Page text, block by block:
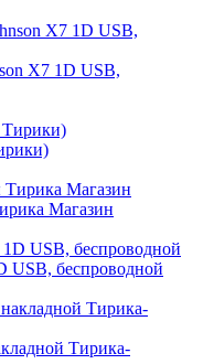
X7 1D USB,
Магазин
USB, беспроводной
Тирика-